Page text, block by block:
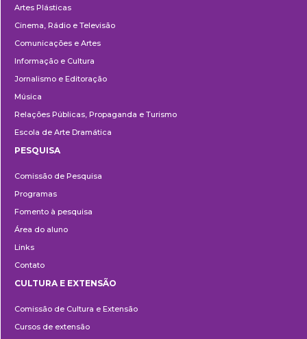
Artes Plásticas
Cinema, Rádio e Televisão
Comunicações e Artes
Informação e Cultura
Jornalismo e Editoração
Música
Relações Públicas, Propaganda e Turismo
Escola de Arte Dramática
PESQUISA
Comissão de Pesquisa
Programas
Fomento à pesquisa
Área do aluno
Links
Contato
e
Extensão
CULTURA E EXTENSÃO
Comissão de Cultura e Extensão
Cursos de extensão